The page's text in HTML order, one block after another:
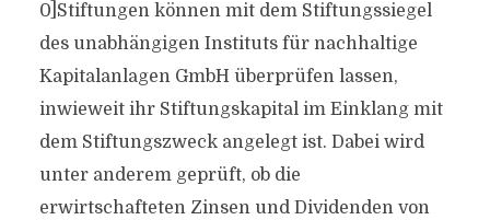
0]Stiftungen können mit dem Stiftungssiegel
des unabhängigen Instituts für nachhaltige
Kapitalanlagen GmbH überprüfen lassen,
inwieweit ihr Stiftungskapital im Einklang mit
dem Stiftungszweck angelegt ist. Dabei wird
unter anderem geprüft, ob die
erwirtschafteten Zinsen und Dividenden von